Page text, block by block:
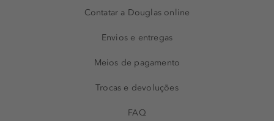
Contatar a Douglas online
Envios e entregas
Meios de pagamento
Trocas e devoluções
FAQ